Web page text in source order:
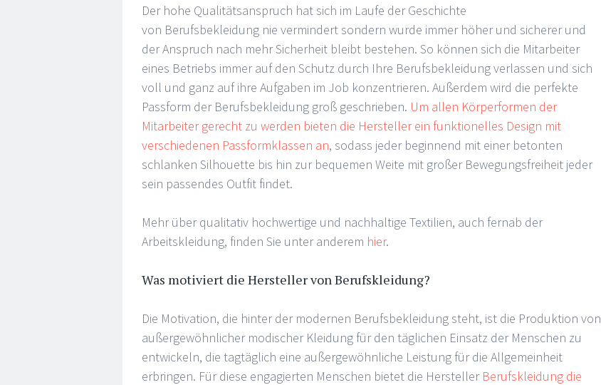
Der hohe Qualitätsanspruch hat sich im Laufe der Geschichte
von Berufsbekleidung nie vermindert sondern wurde immer höher und sicherer und
der Anspruch nach mehr Sicherheit bleibt bestehen. So können sich die Mitarbeiter
eines Betriebs immer auf den Schutz durch Ihre Berufsbekleidung verlassen und sich
voll und ganz auf ihre Aufgaben im Job konzentrieren. Außerdem wird die perfekte
Passform der Berufsbekleidung groß geschrieben. Um allen Körperformen der
Mitarbeiter gerecht zu werden bieten die Hersteller ein funktionelles Design mit
verschiedenen Passformklassen an, sodass jeder beginnend mit einer betonten
schlanken Silhouette bis hin zur bequemen Weite mit großer Bewegungsfreiheit jeder
sein passendes Outfit findet.
Mehr über qualitativ hochwertige und nachhaltige Textilien, auch fernab der
Arbeitskleidung, finden Sie unter anderem hier.
Was motiviert die Hersteller von Berufskleidung?
Die Motivation, die hinter der modernen Berufsbekleidung steht, ist die Produktion von
außergewöhnlicher modischer Kleidung für den täglichen Einsatz der Menschen zu
entwickeln, die tagtäglich eine außergewöhnliche Leistung für die Allgemeinheit
erbringen. Für diese engagierten Menschen bietet die Hersteller Berufskleidung die